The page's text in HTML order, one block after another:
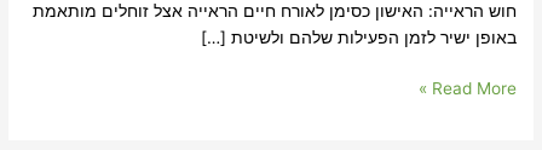
חוש הראייה: האישון כסימן לאורח חיים הראייה אצל זוחלים מותאמת
באופן ישיר לזמן הפעילות שלהם ולשיטת […]
Read More »